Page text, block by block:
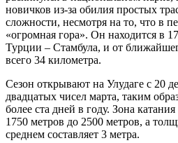
новичков из-за обилия простых
сложности, несмотря на то, что в
«огромная гора». Он находится в
Турции – Стамбула, и от
всего 34 километра.
Сезон открывают на Улудаге с 20
двадцатых чисел марта, таким
более ста дней в году. Зона
1750 метров до 2500 метров, а
среднем составляет 3 метра.